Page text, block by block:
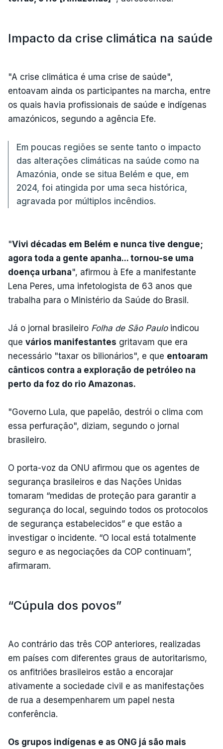
Impacto da crise climática na saúde
"A crise climática é uma crise de saúde",
entoavam ainda os participantes na marcha, entre
os quais havia profissionais de saúde e indígenas
amazónicos, segundo a agência Efe.
Em poucas regiões se sente tanto o impacto
das alterações climáticas na saúde como na
Amazónia, onde se situa Belém e que, em
2024, foi atingida por uma seca histórica,
agravada por múltiplos incêndios.
"Vivi décadas em Belém e nunca tive dengue;
agora toda a gente apanha... tornou-se uma
doença urbana", afirmou à Efe a manifestante
Lena Peres, uma infetologista de 63 anos que
trabalha para o Ministério da Saúde do Brasil.
Já o jornal brasileiro Folha de São Pauloindicou
que vários manifestantes gritavam que era
necessário "taxar os bilionários", e que entoaram
cânticos contra a exploração de petróleo na
perto da foz do rio Amazonas.
"Governo Lula, que papelão, destrói o clima com
essa perfuração", diziam, segundo o jornal
brasileiro.
O porta-voz da ONU afirmou que os agentes de
segurança brasileiros e das Nações Unidas
tomaram “medidas de proteção para garantir a
segurança do local, seguindo todos os protocolos
de segurança estabelecidos” e que estão a
investigar o incidente. “O local está totalmente
seguro e as negociações da COP continuam”,
afirmaram.
“Cúpula dos povos”
Ao contrário das três COP anteriores, realizadas
em países com diferentes graus de autoritarismo,
os anfitriões brasileiros estão a encorajar
ativamente a sociedade civil e as manifestações
de rua a desempenharem um papel nesta
conferência.
Os grupos indígenas e as ONG já são mais